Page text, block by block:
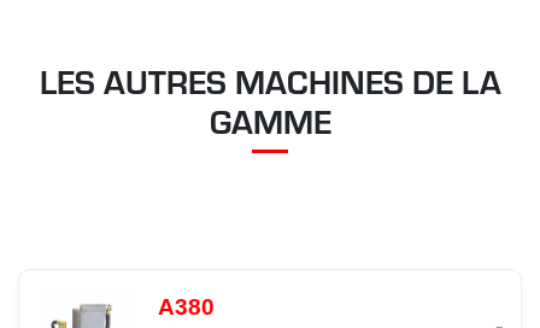
LES AUTRES MACHINES DE LA
GAMME
A380